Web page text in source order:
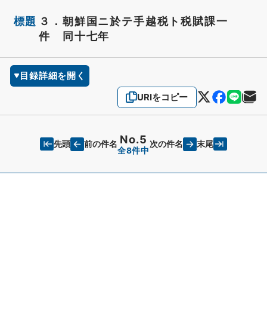
標題 ３．朝鮮国ニ於テ手越税ト税賦課一
件 同十七年
目録詳細を開く
URIをコピー
先頭 前の件名 No.5
全8件中
次の件名 末尾